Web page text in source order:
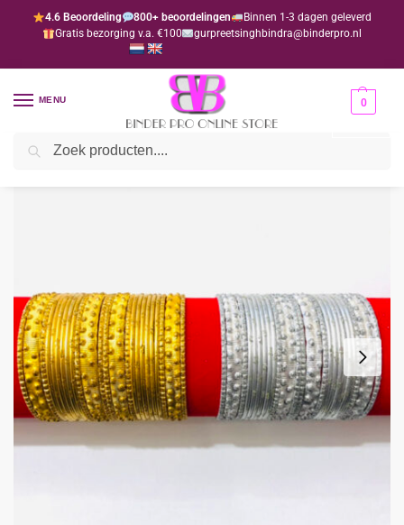
4.6 Beoordeling 800+ beoordelingen
Binnen 1-3 dagen geleverd
Gratis bezorging v.a. €100
gurpreetsinghbindra@binderpro.nl
MENU 0
Home Kindersieraden / Kinderchuriya's